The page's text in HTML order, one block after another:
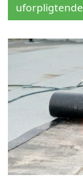
uforpligtende